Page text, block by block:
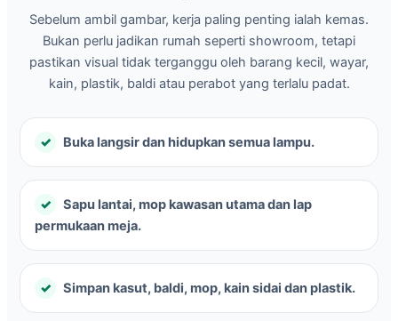
Sebelum ambil gambar, kerja paling penting ialah kemas.
Bukan perlu jadikan rumah seperti showroom, tetapi
pastikan visual tidak terganggu oleh barang kecil, wayar,
kain, plastik, baldi atau perabot yang terlalu padat.
Buka langsir dan hidupkan semua lampu.
Sapu lantai, mop kawasan utama dan lap
permukaan meja.
Simpan kasut, baldi, mop, kain sidai dan plastik.